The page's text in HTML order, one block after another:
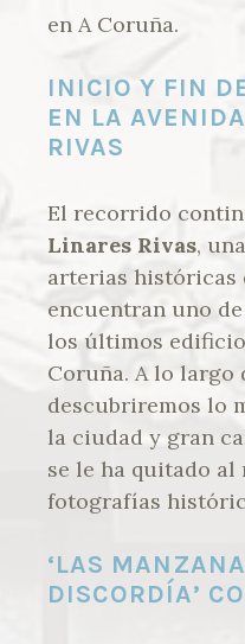
en A Coruña.
INICIO Y FIN
EN LA
RIVAS
El recorrido
Linares Rivas,
arterias históricas
encuentran uno
los últimos
Coruña. A lo largo
descubriremos lo
la ciudad y gran
se le ha quitado
fotografías
‘LAS
DISCORDÍA’